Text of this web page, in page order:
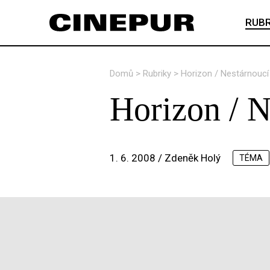
Domů > Rubriky > Horizon / Nestárnoucí
Horizon /
1. 6. 2008 / Zdeněk Holý TÉMA